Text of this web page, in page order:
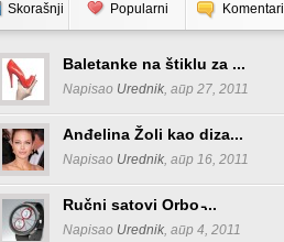
Skorašnji Popularni Komentari
Baletanke na štiklu za ...
Napisao Urednik, апр 27, 2011
Anđelina Žoli kao diza...
Napisao Urednik, апр 16, 2011
Ručni satovi Orbo ̵...
Napisao Urednik, апр 4, 2011